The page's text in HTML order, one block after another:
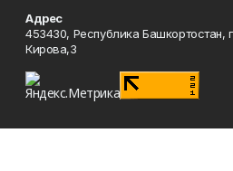
Адрес
453430, Республика Башкортостан,
Кирова,3